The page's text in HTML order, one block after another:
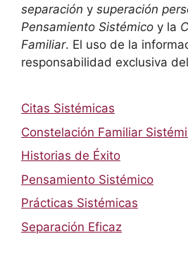
separación y superación
Pensamiento Sistémico y la
Familiar. El uso de la
responsabilidad exclusiva
Citas Sistémicas
Constelación Familiar
Historias de Éxito
Pensamiento Sistémico
Prácticas Sistémicas
Separación Eficaz